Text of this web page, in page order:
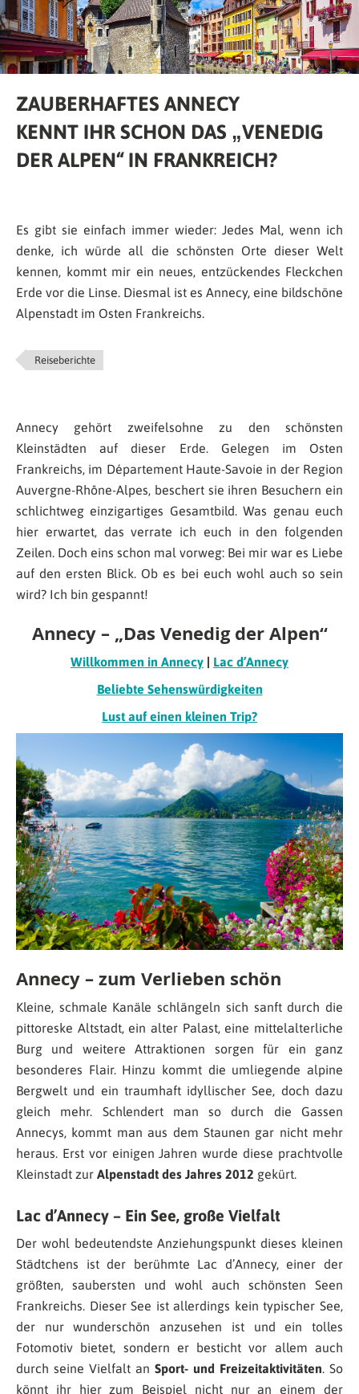
ZAUBERHAFTES ANNECY
KENNT IHR SCHON DAS „VENEDIG
DER ALPEN“ IN FRANKREICH?
Es gibt sie einfach immer wieder: Jedes Mal, wenn ich
denke, ich würde all die schönsten Orte dieser Welt
kennen, kommt mir ein neues, entzückendes Fleckchen
Erde vor die Linse. Diesmal ist es Annecy, eine bildschöne
Alpenstadt im Osten Frankreichs.
Reiseberichte
Annecy gehört zweifelsohne zu den schönsten
Kleinstädten auf dieser Erde. Gelegen im Osten
Frankreichs, im Département Haute-Savoie in der Region
Auvergne-Rhône-Alpes, beschert sie ihren Besuchern ein
schlichtweg einzigartiges Gesamtbild. Was genau euch
hier erwartet, das verrate ich euch in den folgenden
Zeilen. Doch eins schon mal vorweg: Bei mir war es Liebe
auf den ersten Blick. Ob es bei euch wohl auch so sein
wird? Ich bin gespannt!
Annecy – „Das Venedig der Alpen“
Willkommen in Annecy | Lac d’Annecy
Beliebte Sehenswürdigkeiten
Lust auf einen kleinen Trip?
Annecy – zum Verlieben schön
Kleine, schmale Kanäle schlängeln sich sanft durch die
pittoreske Altstadt, ein alter Palast, eine mittelalterliche
Burg und weitere Attraktionen sorgen für ein ganz
besonderes Flair. Hinzu kommt die umliegende alpine
Bergwelt und ein traumhaft idyllischer See, doch dazu
gleich mehr. Schlendert man so durch die Gassen
Annecys, kommt man aus dem Staunen gar nicht mehr
heraus. Erst vor einigen Jahren wurde diese prachtvolle
Kleinstadt zur Alpenstadt des Jahres 2012 gekürt.
Lac d’Annecy – Ein See, große Vielfalt
Der wohl bedeutendste Anziehungspunkt dieses kleinen
Städtchens ist der berühmte Lac d’Annecy, einer der
größten, saubersten und wohl auch schönsten Seen
Frankreichs. Dieser See ist allerdings kein typischer See,
der nur wunderschön anzusehen ist und ein tolles
Fotomotiv bietet, sondern er besticht vor allem auch
durch seine Vielfalt an Sport- und Freizeitaktivitäten. So
könnt ihr hier zum Beispiel nicht nur an einem der